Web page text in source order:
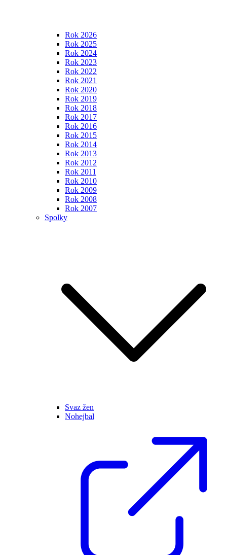
Rok 2026
Rok 2025
Rok 2024
Rok 2023
Rok 2022
Rok 2021
Rok 2020
Rok 2019
Rok 2018
Rok 2017
Rok 2016
Rok 2015
Rok 2014
Rok 2013
Rok 2012
Rok 2011
Rok 2010
Rok 2009
Rok 2008
Rok 2007
Spolky
Svaz žen
Nohejbal